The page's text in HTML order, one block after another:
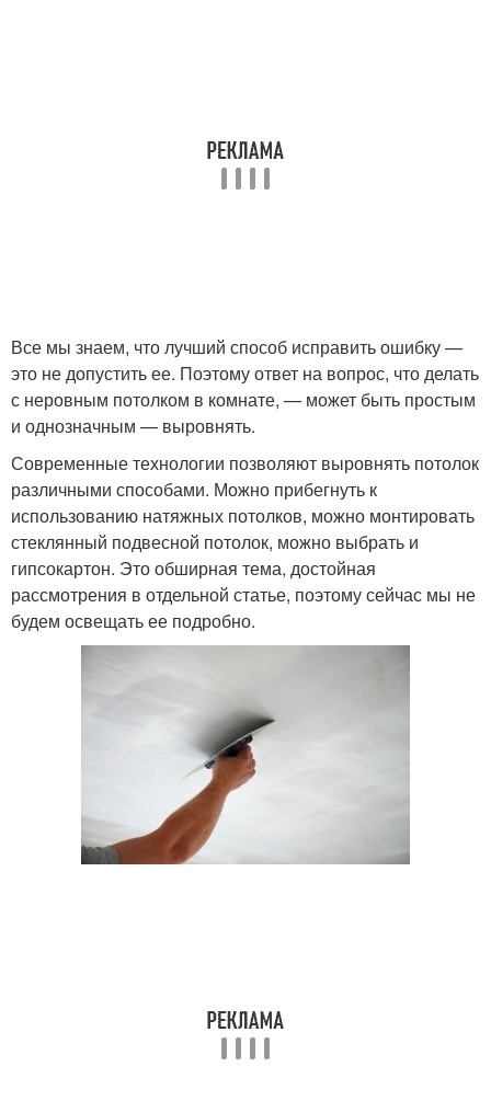
Все мы знаем, что лучший способ исправить ошибку —
это не допустить ее. Поэтому ответ на вопрос, что делать
с неровным потолком в комнате, — может быть простым
и однозначным — выровнять.
Современные технологии позволяют выровнять потолок
различными способами. Можно прибегнуть к
использованию натяжных потолков, можно монтировать
стеклянный подвесной потолок, можно выбрать и
гипсокартон. Это обширная тема, достойная
рассмотрения в отдельной статье, поэтому сейчас мы не
будем освещать ее подробно.